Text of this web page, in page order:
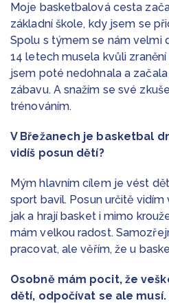
Moje basketbalová cesta
základní škole, kdy jsem se
Spolu s týmem se nám velmi
14 letech musela kvůli
jsem poté nedohnala a
zábavu. A snažím se své
trénováním.
V Břežanech je basketbal
vidíš posun dětí?
Mým hlavním cílem je vést
sport bavil. Posun určitě
jak a hrají basket i mimo
mám velkou radost.
pracovat, ale věřím, že u
Osobně mám pocit, že
dětí, odpočívat se ale musí.